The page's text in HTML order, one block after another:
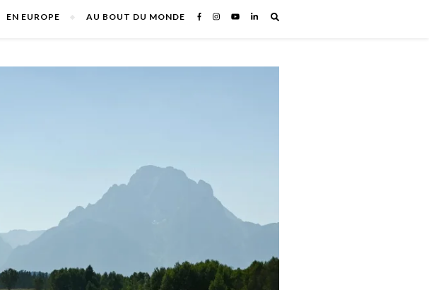
EN EUROPE AU BOUT DU MONDE